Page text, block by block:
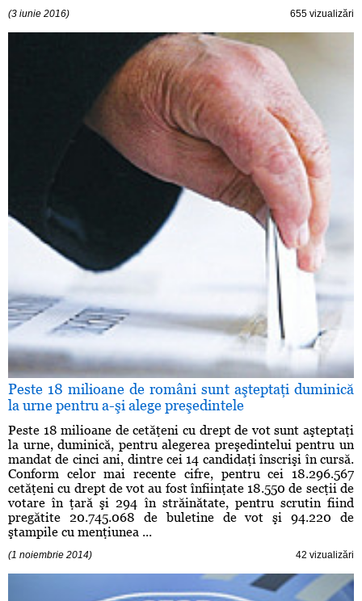
(3 iunie 2016) 655 vizualizări
Peste 18 milioane de români sunt aşteptaţi duminică
la urne pentru a-şi alege preşedintele
Peste 18 milioane de cetăţeni cu drept de vot sunt aşteptaţi
la urne, duminică, pentru alegerea preşedintelui pentru un
mandat de cinci ani, dintre cei 14 candidaţi înscrişi în cursă.
Conform celor mai recente cifre, pentru cei 18.296.567
cetăţeni cu drept de vot au fost înfiinţate 18.550 de secţii de
votare în ţară şi 294 în străinătate, pentru scrutin fiind
pregătite 20.745.068 de buletine de vot şi 94.220 de
ştampile cu menţiunea ...
(1 noiembrie 2014) 42 vizualizări